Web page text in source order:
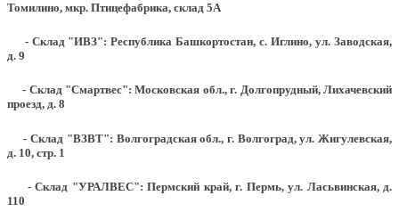
Томилино, мкр. Птицефабрика, склад 5А
- Склад "ИВЗ": Республика Башкортостан, с. Иглино, ул. Заводская,
д. 9
- Склад "Смартвес":Московская обл., г. Долгопрудный, Лихачевский
проезд, д. 8
- Склад "ВЗВТ": Волгоградская обл., г. Волгоград, ул. Жигулевская,
д. 10, стр. 1
- Склад "УРАЛВЕС": Пермский край, г. Пермь, ул. Ласьвинская, д.
110